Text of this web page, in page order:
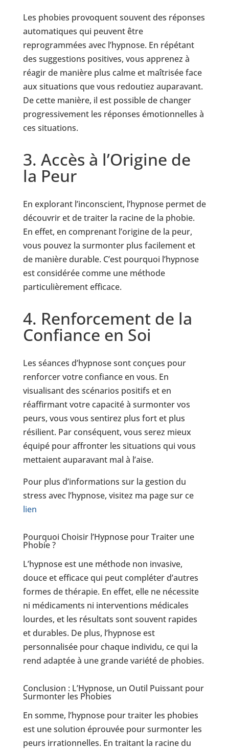
Les phobies provoquent souvent des réponses
automatiques qui peuvent être
reprogrammées avec l’hypnose. En répétant
des suggestions positives, vous apprenez à
réagir de manière plus calme et maîtrisée face
aux situations que vous redoutiez auparavant.
De cette manière, il est possible de changer
progressivement les réponses émotionnelles à
ces situations.
3. Accès à l’Origine de
la Peur
En explorant l’inconscient, l’hypnose permet de
découvrir et de traiter la racine de la phobie.
En effet, en comprenant l’origine de la peur,
vous pouvez la surmonter plus facilement et
de manière durable. C’est pourquoi l’hypnose
est considérée comme une méthode
particulièrement efficace.
4. Renforcement de la
Confiance en Soi
Les séances d’hypnose sont conçues pour
renforcer votre confiance en vous. En
visualisant des scénarios positifs et en
réaffirmant votre capacité à surmonter vos
peurs, vous vous sentirez plus fort et plus
résilient. Par conséquent, vous serez mieux
équipé pour affronter les situations qui vous
mettaient auparavant mal à l’aise.
Pour plus d’informations sur la gestion du
stress avec l’hypnose, visitez ma page sur ce
lien
Pourquoi Choisir l’Hypnose pour Traiter une
Phobie ?
L’hypnose est une méthode non invasive,
douce et efficace qui peut compléter d’autres
formes de thérapie. En effet, elle ne nécessite
ni médicaments ni interventions médicales
lourdes, et les résultats sont souvent rapides
et durables. De plus, l’hypnose est
personnalisée pour chaque individu, ce qui la
rend adaptée à une grande variété de phobies.
Conclusion : L’Hypnose, un Outil Puissant pour
Surmonter les Phobies
En somme, l’hypnose pour traiter les phobies
est une solution éprouvée pour surmonter les
peurs irrationnelles. En traitant la racine du